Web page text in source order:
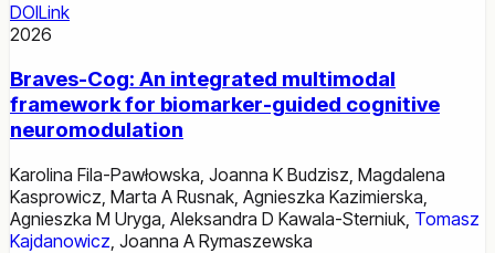
DOILink
2026
Braves-Cog: An integrated multimodal
framework for biomarker-guided cognitive
neuromodulation
Karolina Fila-Pawłowska Joanna K Budzisz Magdalena
Kasprowicz Marta A Rusnak Agnieszka Kazimierska
Agnieszka M Uryga Aleksandra D Kawala-Sterniuk Tomasz
Kajdanowicz Joanna A Rymaszewska